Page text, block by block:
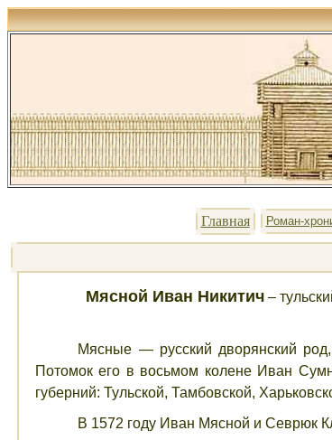
Главная Роман-
Мясной Иван Никитич –
Мясные — русский дворянский
Потомок его в восьмом колене Иван
губерний: Тульской, Тамбовской,
В 1572 году Иван Мясной и Севрюк